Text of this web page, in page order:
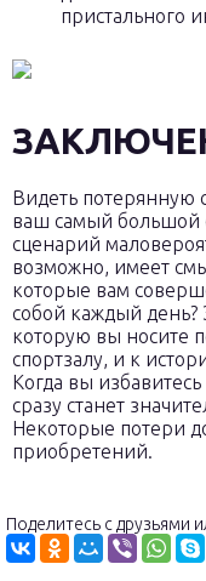
пристального
Видеть потерянную
ваш самый большой
сценарий
возможно, имеет
которые вам
собой каждый день?
которую вы носите
спортзалу, и к
Когда вы
сразу станет
Некоторые потери
приобретений.
Поделитесь с друзьями